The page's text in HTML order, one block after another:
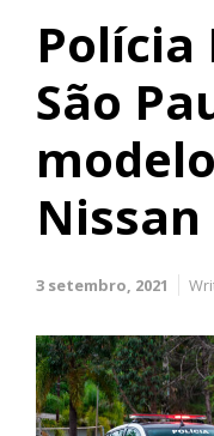
São
Nissan
3 setembro, 2021